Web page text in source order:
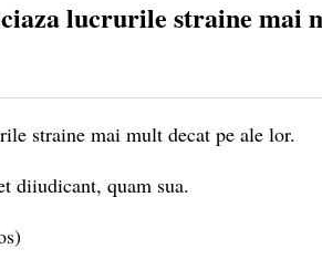
lucrurile straine mai
straine mai mult decat pe ale lor.
diiudicant, quam sua.